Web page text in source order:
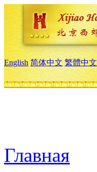
English 简体中文 繁體中文
Главная